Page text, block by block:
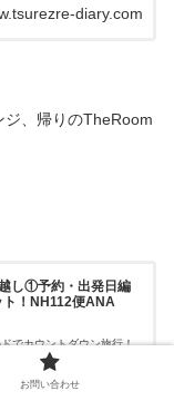
diary.com
ジ、帰りのTheRoom
し①予約・出発日編
ト！NH112便ANA
でカウントダウン旅行！
います。今回はANA The
について・シカゴオヘア空
とめました！
お問い合わせ